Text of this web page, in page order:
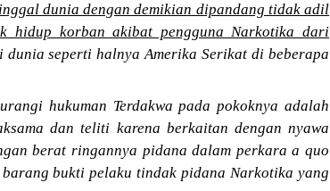
dunia dengan demikian dipandang tidak adil
hidup korban akibat pengguna Narkotika dari
seperti halnya Amerika Serikat di beberapa
hukuman Terdakwa pada pokoknya adalah
dan teliti karena berkaitan dengan nyawa
berat ringannya pidana dalam perkara a quo
bukti pelaku tindak pidana Narkotika yang